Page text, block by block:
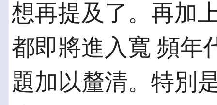
想再提及了。再加
都即將進入寬 頻年
題加以釐清。特別